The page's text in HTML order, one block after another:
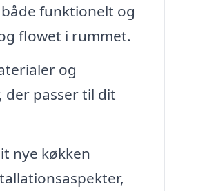
funktionelt og
flowet i rummet.
og
der passer til dit
nye køkken